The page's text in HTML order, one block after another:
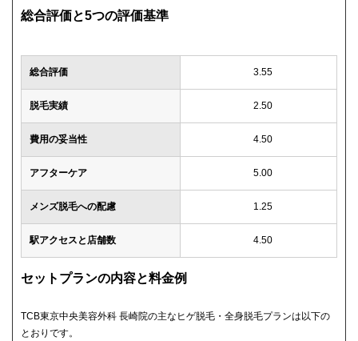
総合評価と5つの評価基準
総合評価 3.55
脱毛実績 2.50
費用の妥当性 4.50
アフターケア 5.00
メンズ脱毛への配慮 1.25
駅アクセスと店舗数 4.50
セットプランの内容と料金例
TCB東京中央美容外科 長崎院の主なヒゲ脱毛・全身脱毛プランは以下の
とおりです。